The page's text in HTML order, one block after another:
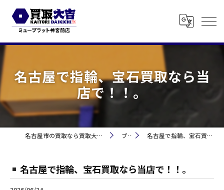
名古屋で指輪、宝石買取なら当
店で！！。
名古屋市の買取なら買取大吉 ミュープラット神宮前 ブログ 名古屋で指輪、宝石買取なら当店で！！。
名古屋で指輪、宝石買取なら当店で！！。